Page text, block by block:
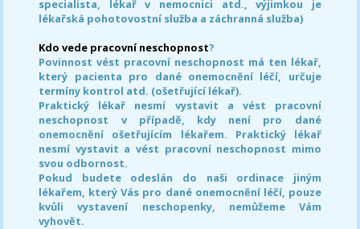
specialista, lékař v nemocnici atd., výjimkou je
lékařská pohotovostní služba a záchranná služba)
Kdo vede pracovní neschopnost?
Povinnost vést pracovní neschopnost má ten lékař,
který pacienta pro dané onemocnění léčí, určuje
termíny kontrol atd. (ošetřující lékař).
Praktický lékař nesmí vystavit a vést pracovní
neschopnost v případě, kdy není pro dané
onemocnění ošetřujícím lékařem. Praktický lékař
nesmí vystavit a vést pracovní neschopnost mimo
svou odbornost.
Pokud budete odeslán do naši ordinace jiným
lékařem, který Vás pro dané onemocnění léčí, pouze
kvůli vystavení neschopenky, nemůžeme Vám
vyhovět.